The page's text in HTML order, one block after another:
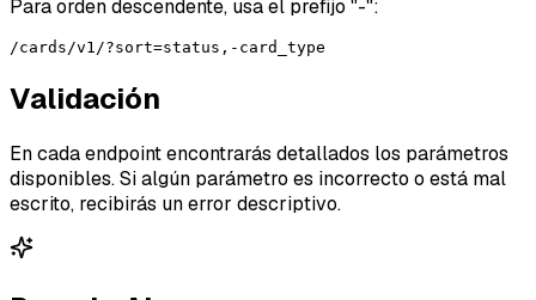
Para orden descendente, usa el prefijo "-":
Validación
En cada endpoint encontrarás detallados los parámetros
disponibles. Si algún parámetro es incorrecto o está mal
escrito, recibirás un error descriptivo.